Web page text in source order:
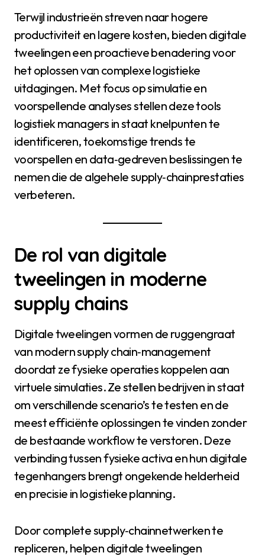
Terwijl industrieën streven naar hogere
productiviteit en lagere kosten, bieden digitale
tweelingen een proactieve benadering voor
het oplossen van complexe logistieke
uitdagingen. Met focus op simulatie en
voorspellende analyses stellen deze tools
logistiek managers in staat knelpunten te
identificeren, toekomstige trends te
voorspellen en data‑gedreven beslissingen te
nemen die de algehele supply‑chainprestaties
verbeteren.
De rol van digitale
tweelingen in moderne
supply chains
Digitale tweelingen vormen de ruggengraat
van modern supply chain‑management
doordat ze fysieke operaties koppelen aan
virtuele simulaties. Ze stellen bedrijven in staat
om verschillende scenario’s te testen en de
meest efficiënte oplossingen te vinden zonder
de bestaande workflow te verstoren. Deze
verbinding tussen fysieke activa en hun digitale
tegenhangers brengt ongekende helderheid
en precisie in logistieke planning.
Door complete supply‑chainnetwerken te
repliceren, helpen digitale tweelingen